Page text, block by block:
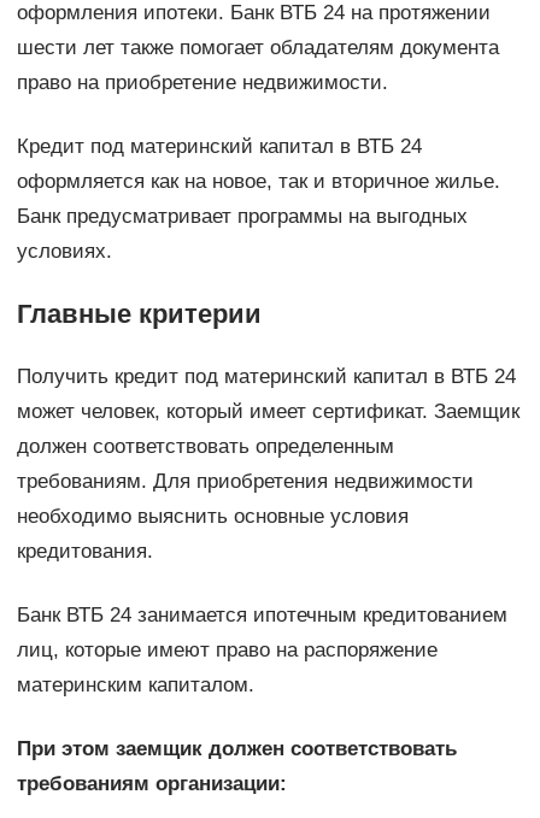
оформления ипотеки. Банк ВТБ 24 на протяжении
шести лет также помогает обладателям документа
право на приобретение недвижимости.
Кредит под материнский капитал в ВТБ 24
оформляется как на новое, так и вторичное жилье.
Банк предусматривает программы на выгодных
условиях.
Главные критерии
Получить кредит под материнский капитал в ВТБ 24
может человек, который имеет сертификат. Заемщик
должен соответствовать определенным
требованиям. Для приобретения недвижимости
необходимо выяснить основные условия
кредитования.
Банк ВТБ 24 занимается ипотечным кредитованием
лиц, которые имеют право на распоряжение
материнским капиталом.
При этом заемщик должен соответствовать
требованиям организации: